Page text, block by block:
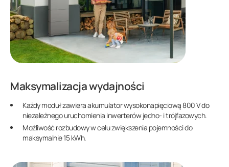
Maksymalizacja wydajności
Każdy moduł zawiera akumulator wysokonapięciową 800 V do
niezależnego uruchomienia inwerterów jedno- i trójfazowych.
Możliwość rozbudowy w celu zwiększenia pojemności do
maksymalnie 15 kWh.